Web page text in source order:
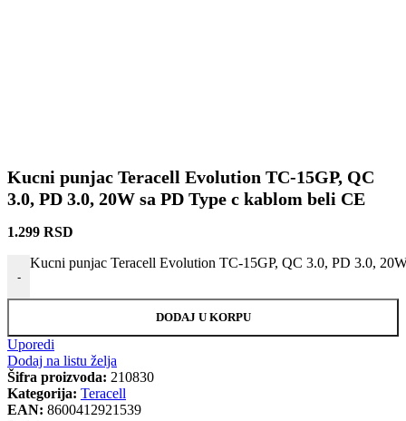
Kucni punjac Teracell Evolution TC-15GP, QC
3.0, PD 3.0, 20W sa PD Type c kablom beli CE
1.299 RSD
-
Kucni punjac Teracell Evolution TC-15GP, QC 3.0, PD 3.0,
DODAJ U KORPU
Uporedi
Dodaj na listu želja
Šifra proizvoda: 210830
Kategorija: Teracell
EAN: 8600412921539